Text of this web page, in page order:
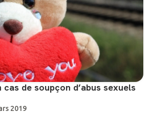
de soupçon d’abus sexuels
2019